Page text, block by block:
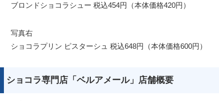
ブロンドショコラシュー 税込454円（本体価格420円）
写真右
ショコラプリン ピスターシュ 税込648円（本体価格600円）
ショコラ専門店「ベルアメール」店舗概要